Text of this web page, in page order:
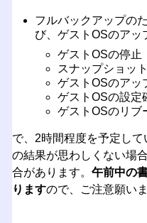
フルバックアップの
び、ゲストOSのアッ
ゲストOSの停止
スナップショッ
ゲストOSのアッ
ゲストOSの設定
ゲストOSのリブ
で、2時間程度を予定し
の結果が思わしくない場
合があります。 午前中の
りますので、ご注意願いま